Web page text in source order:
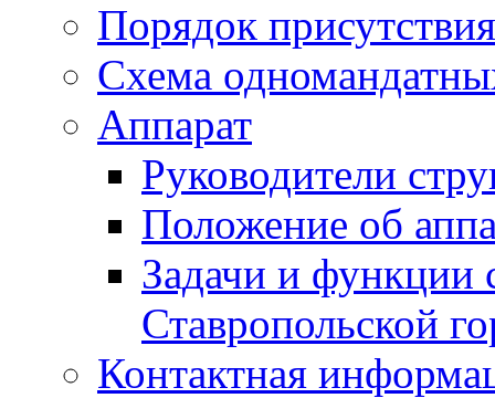
Порядок
Схема
Аппарат
Руководители
Положение об
Задачи и функции
Ставропольской
Контактная